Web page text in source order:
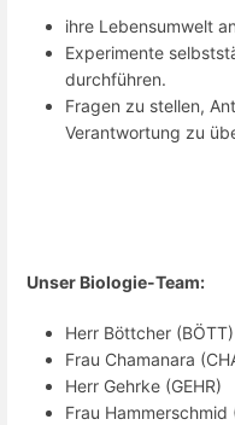
ihre Lebensumwelt
Experimente
durchführen.
Fragen zu stellen,
Verantwortung zu
Unser Biologie-Team:
Herr Böttcher (BÖTT)
Frau Chamanara
Herr Gehrke (GEHR)
Frau Hammerschmid